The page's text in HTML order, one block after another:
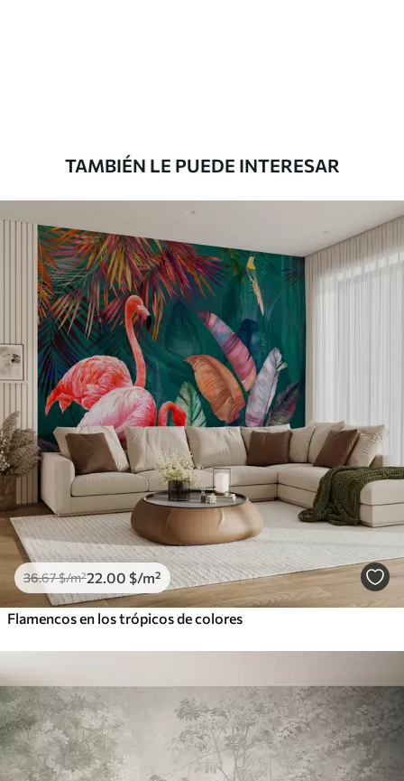
Vinilo Premium
48.3329.00$/m²
TAMBIÉN LE PUEDE INTERESAR
36.67$/m²22 .00 $/m²
Flamencos en los trópicos de colores